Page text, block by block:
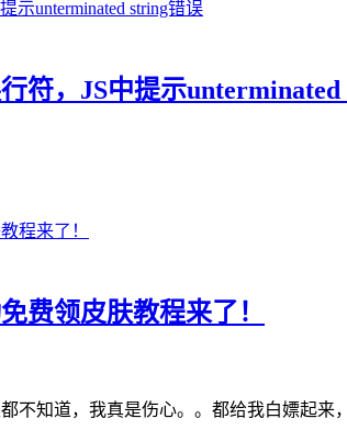
符，JS中提示
费领皮肤教程来了！
不知道，我真是伤心。。都给我白嫖起